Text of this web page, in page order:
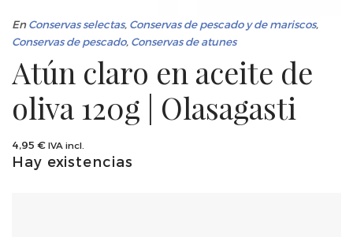
EnConservas selectas, Conservas de pescado y de mariscos,
Conservas de pescado, Conservas de atunes
Atún claro en aceite de
oliva 120g | Olasagasti
4,95 € IVA incl.
Hay existencias